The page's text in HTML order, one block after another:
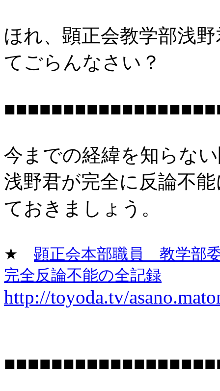
ほれ、顕正会教学部浅
てごらんなさい？
今までの経緯を知らな
浅野君が完全に反論不
ておきましょう。
★ 顕正会本部職員 教学部
完全反論不能の全記録
http://toyoda.tv/